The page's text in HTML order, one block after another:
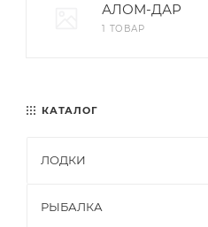
АЛОМ-ДАР
1 ТОВАР
КАТАЛОГ
ЛОДКИ
РЫБАЛКА